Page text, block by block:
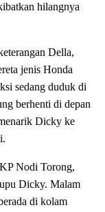
hilangnya
Della,
jenis Honda
sedang duduk di
berhenti di depan
Dicky ke
Nodi Torong,
Dicky. Malam
di kolam